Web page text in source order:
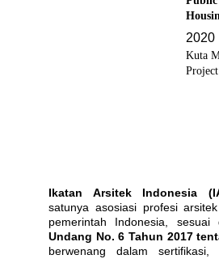
2020
Kuta
Ikatan Arsitek Indonesia
satunya asosiasi profesi
pemerintah Indonesia, sesuai
Undang No. 6 Tahun 2017
berwenang dalam